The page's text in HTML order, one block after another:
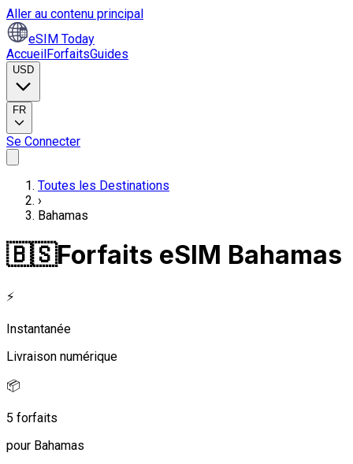
Aller au contenu principal
eSIM Today
AccueilForfaitsGuides
USD
FR
Se Connecter
Toutes les Destinations
›
Bahamas
🇧🇸Forfaits eSIM Bahamas
⚡
Instantanée
Livraison numérique
📦
5 forfaits
pour Bahamas